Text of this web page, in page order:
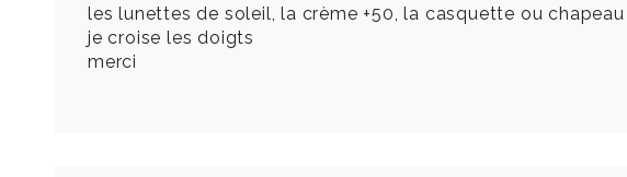
les lunettes de soleil, la crème +50, la casquette ou
je croise les doigts
merci